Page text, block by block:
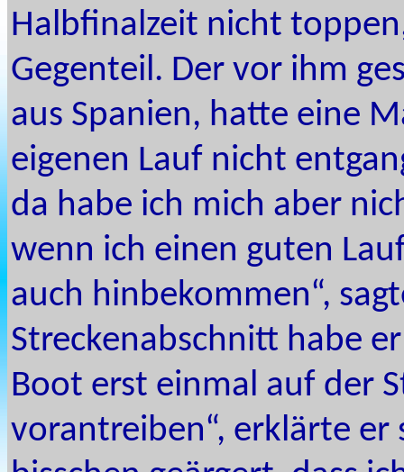
Halbfinalzeit nicht
Gegenteil. Der vor ihm
aus Spanien, hatte eine
eigenen Lauf nicht
da habe ich mich aber
wenn ich einen guten
auch hinbekommen“,
Streckenabschnitt habe
Boot erst einmal auf der
vorantreiben“, erklärte er